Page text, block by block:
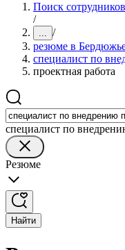
Поиск
/
... /
резюме в
специалист по
проектная работа
специалист по
Резюме
Найти